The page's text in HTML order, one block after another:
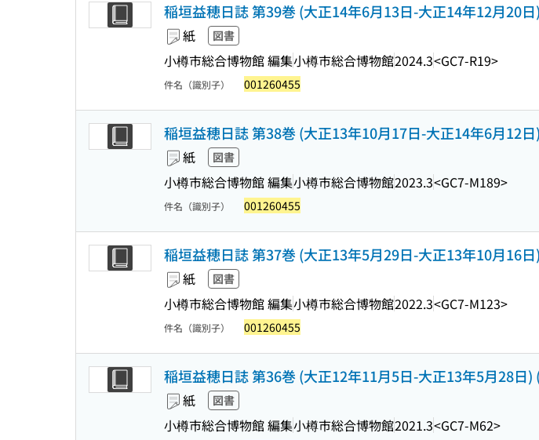
稲垣益穂日誌 第39巻 (大正14年6月13日-大正14年12月20
紙 図書
小樽市総合博物館 編集小樽市総合博物館2024.3<GC7-R19>
件名（識別子） 001260455
稲垣益穂日誌 第38巻 (大正13年10月17日-大正14年6月12
紙 図書
小樽市総合博物館 編集小樽市総合博物館2023.3<GC7-M189>
件名（識別子） 001260455
稲垣益穂日誌 第37巻 (大正13年5月29日-大正13年10月16
紙 図書
小樽市総合博物館 編集小樽市総合博物館2022.3<GC7-M123>
件名（識別子） 001260455
稲垣益穂日誌 第36巻 (大正12年11月5日-大正13年5月28日
紙 図書
小樽市総合博物館 編集小樽市総合博物館2021.3<GC7-M62>